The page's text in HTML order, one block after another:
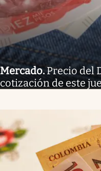
Mercado.Precio del
cotización de este